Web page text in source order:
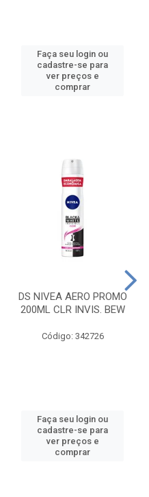
Faça seu login ou
cadastre-se para
ver preços e
comprar
DS NIVEA AERO PROMO
200ML CLR INVIS. BEW
Código: 342726
Faça seu login ou
cadastre-se para
ver preços e
comprar